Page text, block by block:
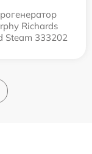
Richards
Steam 333202